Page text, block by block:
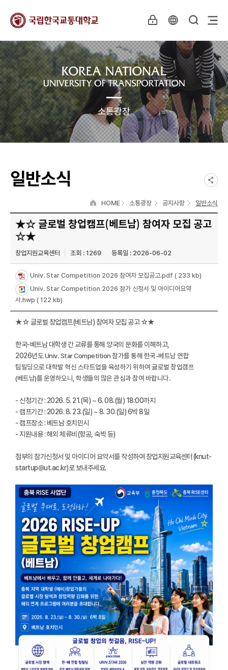
소통광장
일반소식
HOME 소통광장 공지사항 일반소식
★☆ 글로벌 창업캠프(베트남) 참여자 모집 공고
☆★
창업지원교육센터 조회 : 1269 등록일 : 2026-06-02
Univ. Star Competition 2026 참여자 모집공고.pdf ( 233 kb)
Univ. Star Competition 2026 참가 신청서 및 아이디어요약
서.hwp ( 122 kb)
★☆ 글로벌 창업캠프(베트남) 참여자 모집 공고 ☆★
한국-베트남 대학생 간 교류를 통해 양국의 문화를 이해하고,
2026년도Univ. Star Competition 참가를 통해 한국-베트남 연합
팀빌딩으로 대학발 혁신 스타트업을 육성하기 위하여글로벌 창업캠프
(베트남)를 운영하오니, 학생들의 많은 관심과 참여 바랍니다.
- 신청기간 : 2026. 5. 21.(목) ~ 6. 08.(월) 18:00까지
- 캠프기간 : 2026. 8. 23.(일) ~ 8. 30.(일) 6박 8일
- 캠프장소 : 베트남 호치민시
- 지원내용 : 해외 체류비(항공, 숙박 등)
첨부의 참가신청서 및 아이디어 요약서를 작성하여 창업지원교육센터(knut-
startup@ut.ac.kr)로 보내주세요.